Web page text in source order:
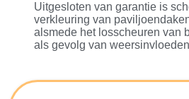
Uitgesloten van garantie is
verkleuring van
alsmede het losscheuren van
als gevolg van